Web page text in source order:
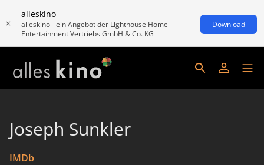
alleskino
alleskino - ein Angebot der Lighthouse Home
Entertainment Vertriebs GmbH & Co. KG
Download
Joseph Sunkler
IMDb